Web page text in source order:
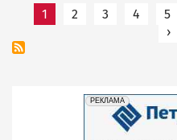
Нумерация
1 2 3 4 5
›
erid: 2SDnjeU9utW
РЕКЛАМА
Реклама